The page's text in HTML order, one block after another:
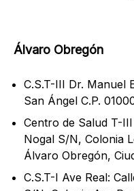
Álvaro Obregón
C.S.T-III Dr. Manuel
San Ángel C.P.
Centro de Salud T-
Nogal S/N, Colonia
Álvaro Obregón,
C.S.T-I Ave Real: